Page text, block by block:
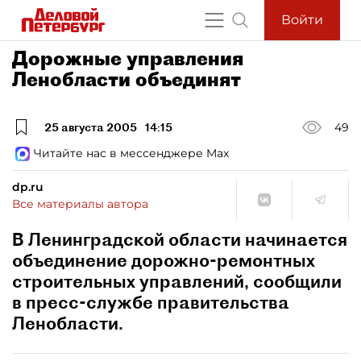
Войти
Дорожные управления
Ленобласти объединят
25 августа 2005 14:15
49
Читайте нас в мессенджере Max
dp.ru
Все материалы автора
В Ленинградской области начинается
объединение дорожно-ремонтных
строительных управлений, сообщили
в пресс-службе правительства
Ленобласти.